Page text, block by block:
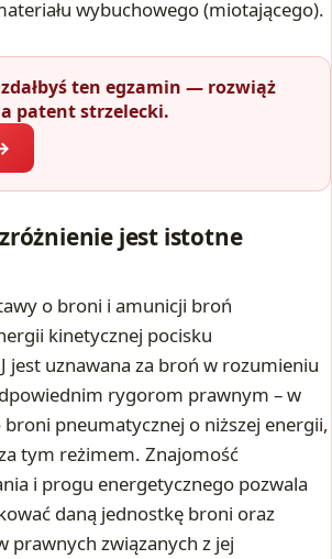
wybuchowego (miotającego).
ten egzamin — rozwiąż
patent strzelecki.
jest istotne
o broni i amunicji broń
kinetycznej pocisku
jest uznawana za broń w rozumieniu
rygorom prawnym – w
pneumatycznej o niższej energii,
tym reżimem. Znajomość
i progu energetycznego pozwala
daną jednostkę broni oraz
prawnych związanych z jej